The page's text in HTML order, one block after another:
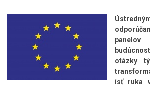
otázky
ísť ruka